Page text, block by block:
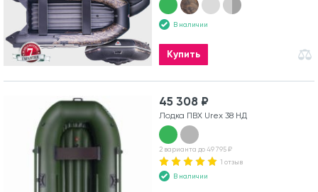
В наличии
Купить
45 308 ₽
Лодка ПВХ Urex 38 НД
2 варианта до 49 795 ₽
1 отзыв
В наличии